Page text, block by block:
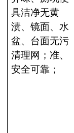
具洁净无黄
渍、镜面、水
盆、台面无污
清理网；准、
安全可靠；